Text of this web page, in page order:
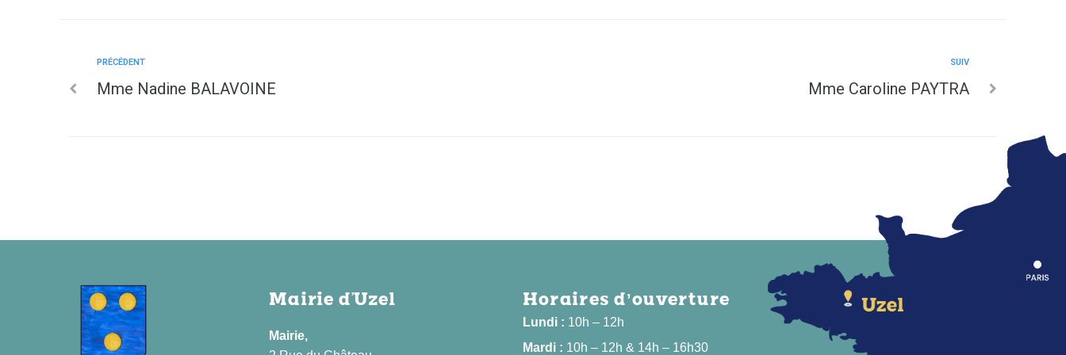
PRÉCÉDENT
Mme Nadine BALAVOINE
SUIV
Mme Caroline PAYTRA
Mairie d'Uzel
Mairie,
Horaires d’ouverture
Lundi : 10h – 12h
Mardi : 10h – 12h & 14h – 16h30